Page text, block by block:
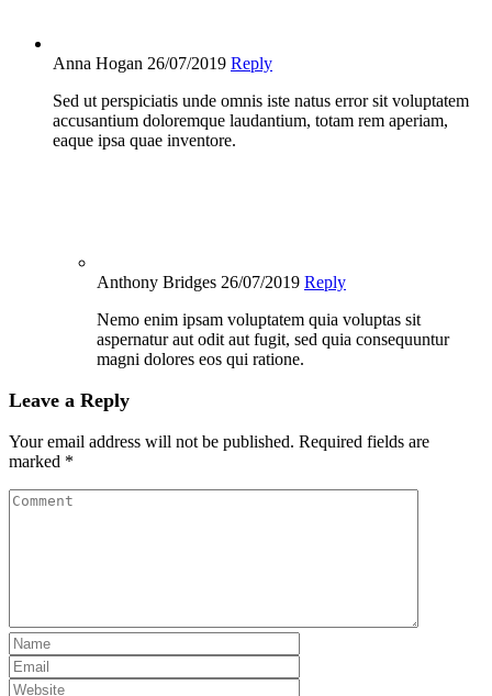
Anna Hogan 26/07/2019 Reply
Sed ut perspiciatis unde omnis iste natus error sit voluptatem
accusantium doloremque laudantium, totam rem aperiam,
eaque ipsa quae inventore.
Anthony Bridges 26/07/2019 Reply
Nemo enim ipsam voluptatem quia voluptas sit
aspernatur aut odit aut fugit, sed quia consequuntur
magni dolores eos qui ratione.
Leave a Reply
Your email address will not be published. Required fields are
marked *